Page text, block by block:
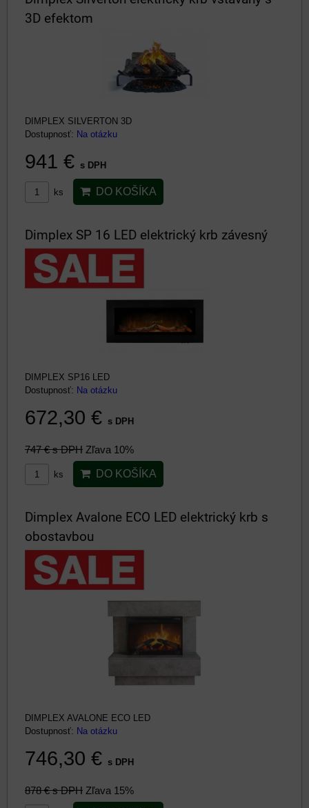
3D efektom
DIMPLEX SILVERTON 3D
Dostupnosť: Na otázku
941 € s DPH
ks DO KOŠÍKA
Dimplex SP 16 LED elektrický krb závesný
DIMPLEX SP16 LED
Dostupnosť: Na otázku
672,30 € s DPH
747 €s DPH Zľava 10%
ks DO KOŠÍKA
Dimplex Avalone ECO LED elektrický krb s
obostavbou
DIMPLEX AVALONE ECO LED
Dostupnosť: Na otázku
746,30 € s DPH
878 €s DPH Zľava 15%